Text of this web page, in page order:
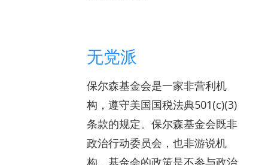
无党派
保尔森基金会是一家非营利机
构，遵守美国国税法典501(c)(3)
条款的规定。保尔森基金会既非
政治行动委员会，也非游说机
构。基金会的政策是不参与政治